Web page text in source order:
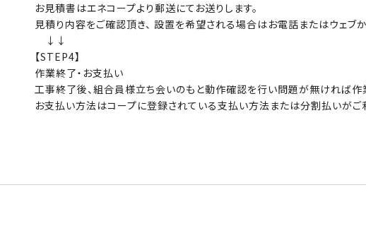
お見積書はエネコープより郵送にてお送りします。
見積り内容をご確認頂き、 設置を希望される場合はお電話またはウェブか
↓↓
【STEP4】
作業終了・お支払い
工事終了後、組合員様立ち会いのもと動作確認を行い問題が無ければ作
お支払い方法はコープに登録されている支払い方法または分割払いがご